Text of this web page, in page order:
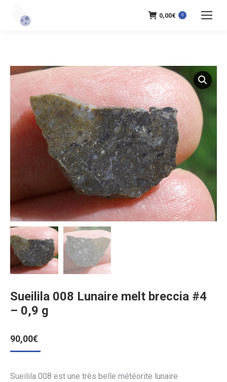
0,00€ 0
Sueilila 008 Lunaire melt breccia #4
– 0,9 g
90,00€
Sueilila 008 est une très belle météorite lunaire